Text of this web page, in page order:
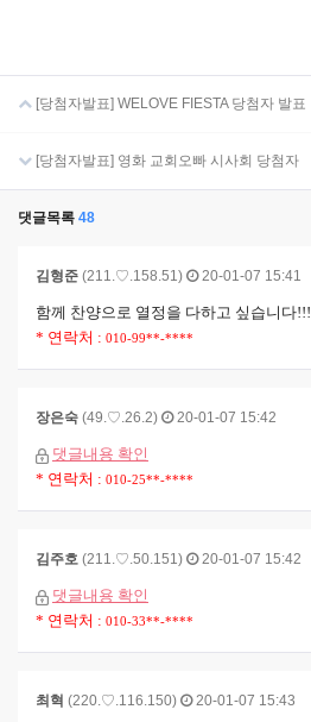
[당첨자발표] WELOVE FIESTA 당첨자 발표
[당첨자발표] 영화 교회오빠 시사회 당첨자
댓글목록 48
김형준 (211.♡.158.51) 20-01-07 15:41
함께 찬양으로 열정을 다하고 싶습니다!!!
* 연락처 : 010-99**-****
장은숙 (49.♡.26.2) 20-01-07 15:42
댓글내용 확인
* 연락처 : 010-25**-****
김주호 (211.♡.50.151) 20-01-07 15:42
댓글내용 확인
* 연락처 : 010-33**-****
최혁 (220.♡.116.150) 20-01-07 15:43